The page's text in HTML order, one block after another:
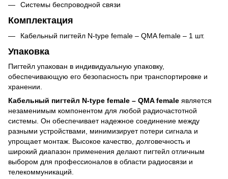
Системы беспроводной связи
Комплектация
Кабельный пигтейл N-type female – QMA female – 1 шт.
Упаковка
Пигтейл упакован в индивидуальную упаковку,
обеспечивающую его безопасность при транспортировке и
хранении.
Кабельный пигтейл N-type female – QMA female является
незаменимым компонентом для любой радиочастотной
системы. Он обеспечивает надежное соединение между
разными устройствами, минимизирует потери сигнала и
упрощает монтаж. Высокое качество, долговечность и
широкий диапазон применения делают пигтейл отличным
выбором для профессионалов в области радиосвязи и
телекоммуникаций.